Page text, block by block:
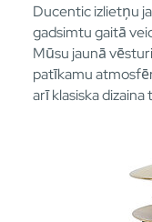
Ducentic izlietņu
gadsimtu gaitā
Mūsu jaunā
patīkamu
arī klasiska dizaina